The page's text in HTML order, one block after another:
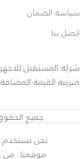
سياسة الضمان
اتصل بنا
ضريبة القيمة المضافة 300241772200003
جميع الحقوق
نحن نستخدم
موقعنا. من
سامسونج